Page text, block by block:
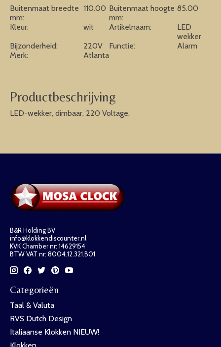
Buitenmaat breedte
mm:
110.00 Buitenmaat hoogte
mm:
85.00
Kleur:
wit Artikelnaam:
LED
wekker
Bijzonderheid:
220V Functie:
Alarm
Merk:
Atlanta
Productbeschrijving
LED-wekker, dimbaar, 220 Voltage.
B&R Holding BV
info@klokkendiscounter.nl
KVK Chamber nr: 14629154
BTW VAT nr: 8004.12.321.B01
Categorieën
Taal & Valuta
RVS Dutch Design
Italiaanse Klokken NIEUW!
Klokken